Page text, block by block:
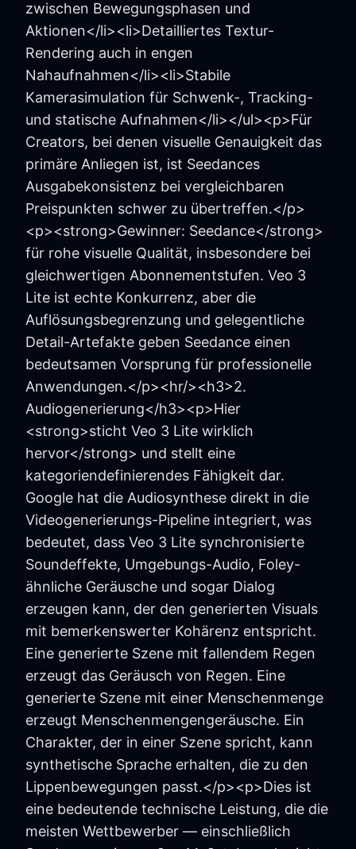
zwischen Bewegungsphasen und
Aktionen</li><li>Detailliertes Textur-
Rendering auch in engen
Nahaufnahmen</li><li>Stabile
Kamerasimulation für Schwenk-, Tracking-
und statische Aufnahmen</li></ul><p>Für
Creators, bei denen visuelle Genauigkeit das
primäre Anliegen ist, ist Seedances
Ausgabekonsistenz bei vergleichbaren
Preispunkten schwer zu übertreffen.</p>
<p><strong>Gewinner: Seedance</strong>
für rohe visuelle Qualität, insbesondere bei
gleichwertigen Abonnementstufen. Veo 3
Lite ist echte Konkurrenz, aber die
Auflösungsbegrenzung und gelegentliche
Detail-Artefakte geben Seedance einen
bedeutsamen Vorsprung für professionelle
Anwendungen.</p><hr/><h3>2.
Audiogenerierung</h3><p>Hier
<strong>sticht Veo 3 Lite wirklich
hervor</strong> und stellt eine
kategoriendefinierendes Fähigkeit dar.
Google hat die Audiosynthese direkt in die
Videogenerierungs-Pipeline integriert, was
bedeutet, dass Veo 3 Lite synchronisierte
Soundeffekte, Umgebungs-Audio, Foley-
ähnliche Geräusche und sogar Dialog
erzeugen kann, der den generierten Visuals
mit bemerkenswerter Kohärenz entspricht.
Eine generierte Szene mit fallendem Regen
erzeugt das Geräusch von Regen. Eine
generierte Szene mit einer Menschenmenge
erzeugt Menschenmengengeräusche. Ein
Charakter, der in einer Szene spricht, kann
synthetische Sprache erhalten, die zu den
Lippenbewegungen passt.</p><p>Dies ist
eine bedeutende technische Leistung, die die
meisten Wettbewerber — einschließlich